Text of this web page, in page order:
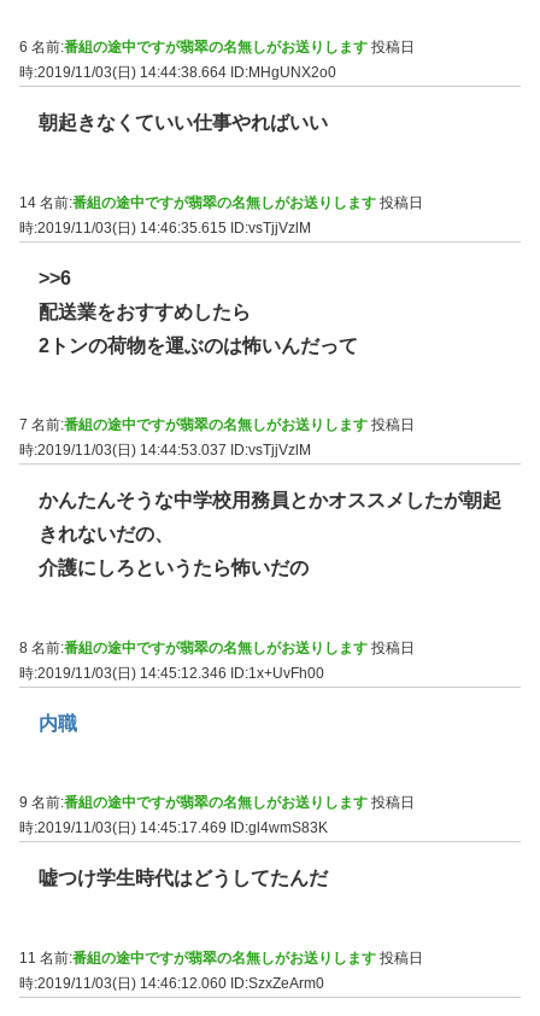
6 名前:番組の途中ですが翡翠の名無しがお送りします 投稿日
時:2019/11/03(日) 14:44:38.664 ID:MHgUNX2o0
朝起きなくていい仕事やればいい
14 名前:番組の途中ですが翡翠の名無しがお送りします 投稿日
時:2019/11/03(日) 14:46:35.615 ID:vsTjjVzlM
>>6
配送業をおすすめしたら
2トンの荷物を運ぶのは怖いんだって
7 名前:番組の途中ですが翡翠の名無しがお送りします 投稿日
時:2019/11/03(日) 14:44:53.037
ID:vsTjjVzlM
かんたんそうな中学校用務員とかオススメしたが朝起
きれないだの、
介護にしろというたら怖いだの
8 名前:番組の途中ですが翡翠の名無しがお送りします 投稿日
時:2019/11/03(日) 14:45:12.346 ID:1x+UvFh00
内職
9 名前:番組の途中ですが翡翠の名無しがお送りします 投稿日
時:2019/11/03(日) 14:45:17.469
ID:gl4wmS83K
嘘つけ学生時代はどうしてたんだ
11 名前:番組の途中ですが翡翠の名無しがお送りします 投稿日
時:2019/11/03(日) 14:46:12.060 ID:SzxZeArm0